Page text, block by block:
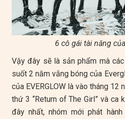
6 cô gái tài năng
Vậy đây sẽ là sản phẩm mà
suốt 2 năm vắng bóng của
của EVERGLOW là vào tháng 12
thứ 3 “Return of The Girl” và ca
đây nhất, nhóm mới phát